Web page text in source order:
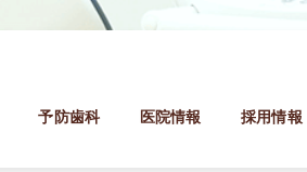
予防歯科 医院情報 採用情報